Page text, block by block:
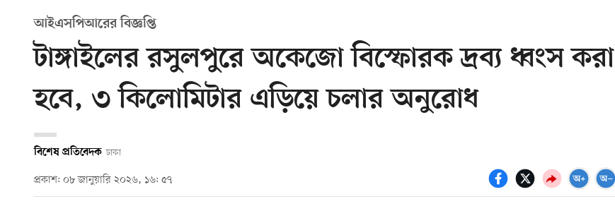
আইএসপিআরের বিজ্ঞপ্তি
টাঙ্গাইলের রসুলপুরে অকেজো বিস্ফোরক দ্রব্য ধ্বংস করা
হবে, ৩ কিলোমিটার এড়িয়ে চলার অনুরোধ
বিশেষ প্রতিবেদক ঢাকা
প্রকাশ: ০৮ জানুয়ারি ২০২৬, ১৬: ৫৭